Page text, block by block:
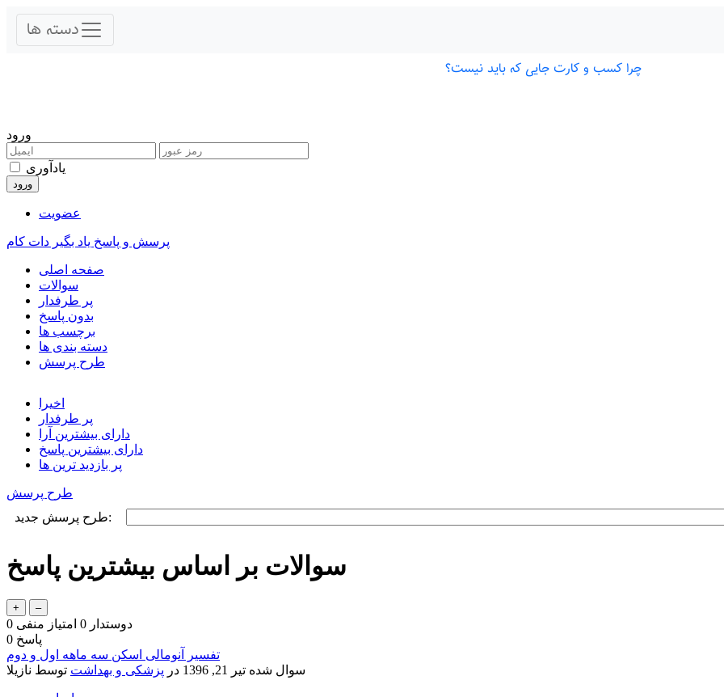
ورود
یادآوری
عضویت
پرسش و پاسخ یاد بگیر دات کام
صفحه اصلی
سوالات
پر طرفدار
بدون پاسخ
برچسب ها
دسته بندی ها
طرح پرسش
اخیرا
پر طرفدار
دارای بیشترین آرا
دارای بیشترین پاسخ
پر بازدید ترین ها
طرح پرسش
طرح پرسش جدید:
سوالات بر اساس بیشترین پاسخ
0 دوستدار 0 امتیاز منفی
0 پاسخ
تفسیر آنومالی اسکن سه ماهه اول و دوم
سوال شده تیر 21, 1396 در پزشکی و بهداشت توسط نازیلا